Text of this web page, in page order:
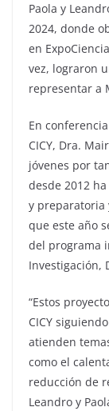
Paola y
2024, donde
en
vez, lograron
representar a
En
CICY, Dra.
jóvenes por
desde 2012
y preparatoria
que este año
del programa
Investigación,
“Estos
CICY
atienden
como el
reducción de
Leandro y